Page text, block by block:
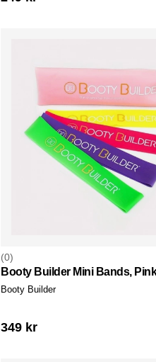
0
Booty Builder Mini Bands,
Booty Builder
349 kr